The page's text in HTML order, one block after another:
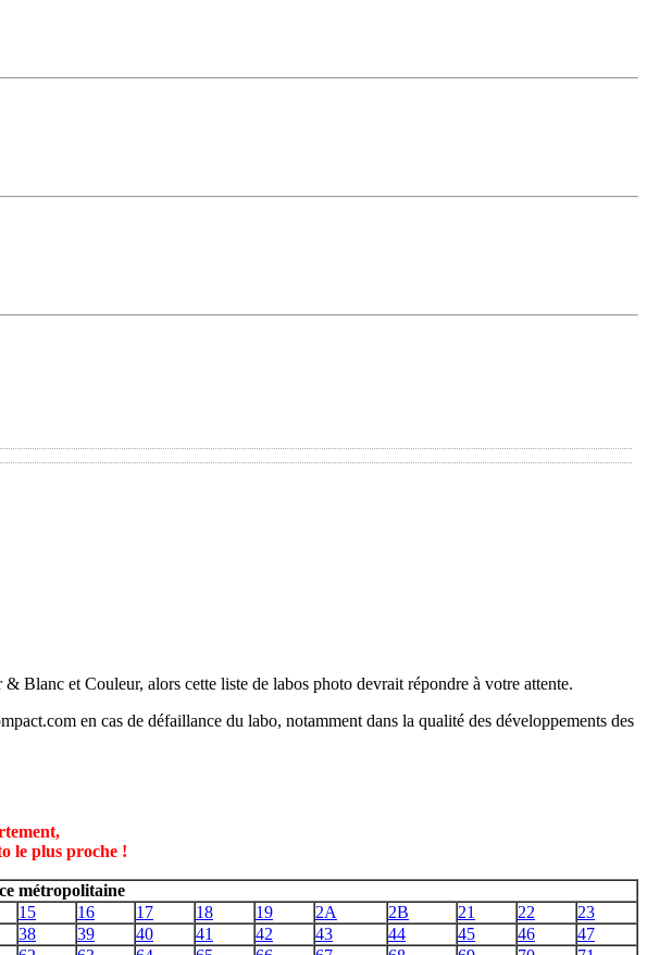
Blanc et Couleur, alors cette liste de labos photo devrait répondre à votre attente.
en cas de défaillance du labo, notamment dans la qualité des développements des
le plus proche !
métropolitaine
15 16 17 18 19 2A 2B 21 22
23
38 39 40 41 42 43 44 45 46
47